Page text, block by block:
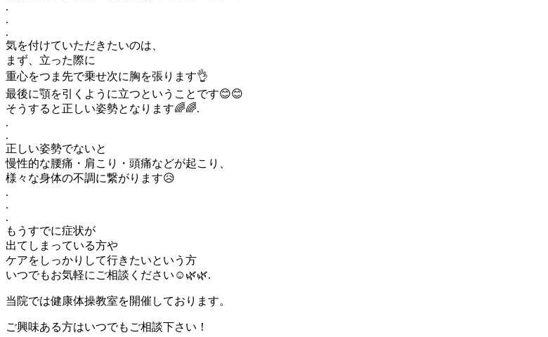
.
.
.
気を付けていただきたいのは、
まず、立った際に
重心をつま先で乗せ次に胸を張ります👌
最後に顎を引くように立つということです😊😊
そうすると正しい姿勢となります🌈🌈.
.
.
正しい姿勢でないと
慢性的な腰痛・肩こり・頭痛などが起こり、
様々な身体の不調に繋がります😥
.
.
.
もうすでに症状が
出てしまっている方や
ケアをしっかりして行きたいという方
いつでもお気軽にご相談ください☺️🌿🌿.
当院では健康体操教室を開催しております。
ご興味ある方はいつでもご相談下さい！